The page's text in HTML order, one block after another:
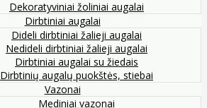
Dekoratyviniai žoliniai augalai
Dirbtiniai augalai
Dideli dirbtiniai žalieji augalai
Nedideli dirbtiniai žalieji augalai
Dirbtiniai augalai su žiedais
Dirbtinių augalų puokštės, stiebai
Vazonai
Mediniai vazonai